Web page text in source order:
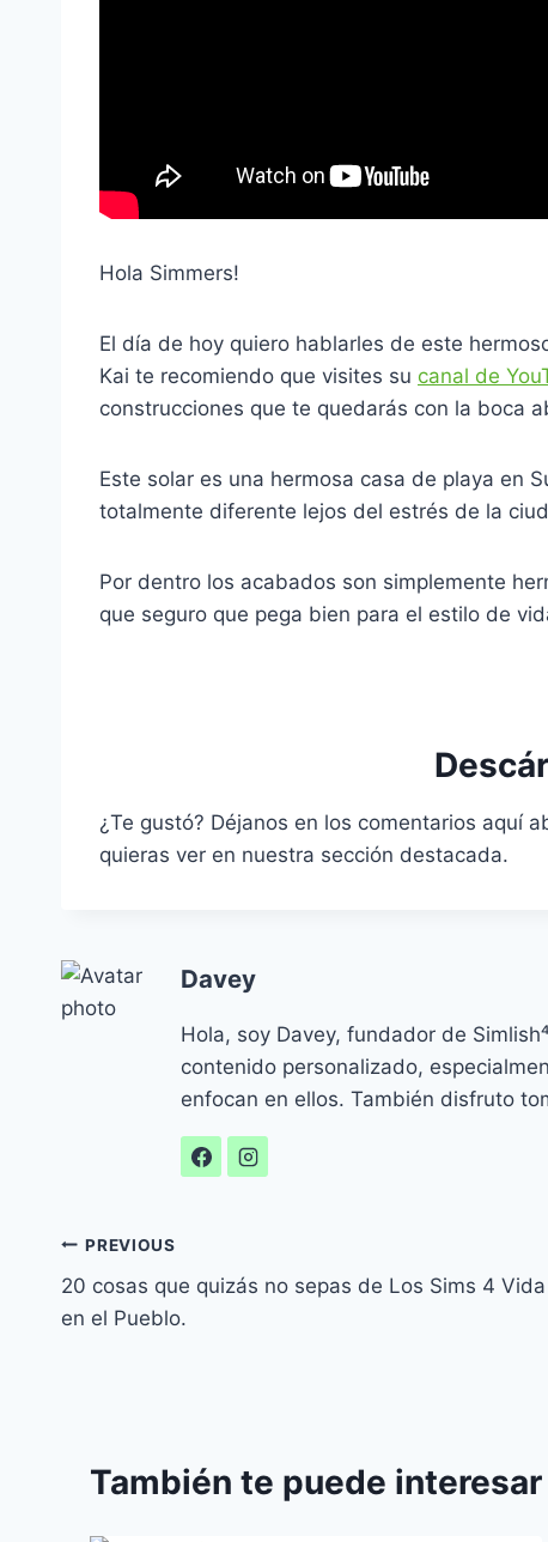
Hola Simmers!
El día de hoy quiero hablarles de este
Kai te recomiendo que visites su canal de
construcciones que te quedarás con la boca
Este solar es una hermosa casa de playa en
totalmente diferente lejos del estrés de la
Por dentro los acabados son simplemente
que seguro que pega bien para el estilo de
¿Te gustó? Déjanos en los comentarios aquí
quieras ver en nuestra sección destacada.
Davey
Hola, soy Davey, fundador de
contenido personalizado,
enfocan en ellos. También disfruto
Navegación
de
PREVIOUS
20 cosas que quizás no sepas de Los Sims 4 Vida
en el Pueblo.
También te puede